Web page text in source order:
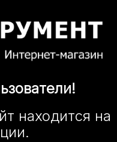
находится на